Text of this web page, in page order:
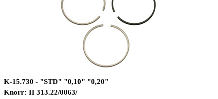
K-15.730 - "STD" "0,10" "0,20"
Knorr: II 313.22/0063/